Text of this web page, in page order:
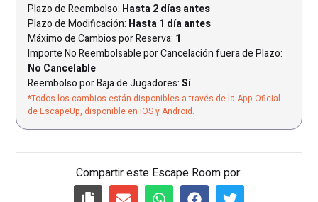
Plazo de Reembolso: Hasta 2 días antes
Plazo de Modificación: Hasta 1 día antes
Máximo de Cambios por Reserva: 1
Importe No Reembolsable por Cancelación fuera de Plazo:
No Cancelable
Reembolso por Baja de Jugadores: Sí
*Todos los cambios están disponibles a través de la App Oficial
de EscapeUp, disponible en iOS y Android.
Compartir este Escape Room por: